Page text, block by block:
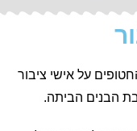
על אישי ציבור
הבנים הביתה.